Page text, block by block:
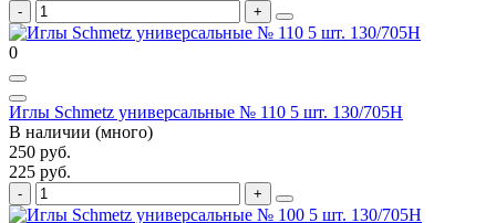
0
Иглы Schmetz универсальные № 110 5 шт. 130/705H
В наличии (много)
250 руб.
225 руб.